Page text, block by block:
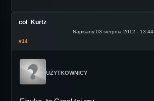
col_Kurtz
Napisany 03 sierpnia 2012 - 13:44
#14
UŻYTKOWNICY